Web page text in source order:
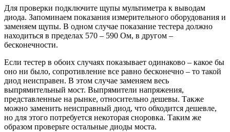
Для проверки подключите щупы мультиметра к выводам
диода. Запоминаем показания измерительного оборудования и
заменяем щупы. В одном случае показание тестера должно
находиться в пределах 570 – 590 Ом, в другом –
бесконечности.
Если тестер в обоих случаях показывает одинаково – какое бы
оно ни было, сопротивление все равно бесконечно – то такой
диод неисправен. В этом случае заменяем весь
выпрямительный мост. Выпрямители напряжения,
представленные на рынке, относительно дешевы. Также
можно заменить неисправный диод, что обходится дешевле,
но для этого потребуется некоторая сноровка. Таким же
образом проверьте остальные диоды моста.